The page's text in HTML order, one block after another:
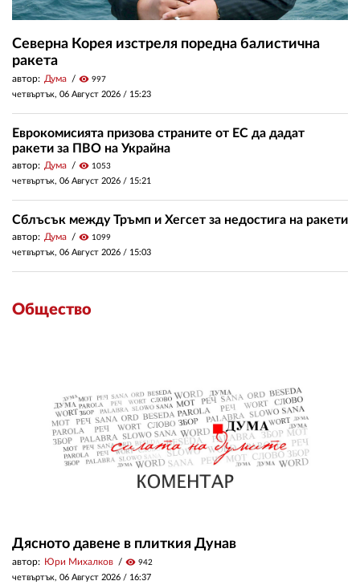
Северна Корея изстреля поредна балистична
ракета
автор: Дума visibility 997
четвъртък, 06 Август 2026 / 15:23
Еврокомисията призова страните от ЕС да дадат
ракети за ПВО на Украйна
автор: Дума visibility 1053
четвъртък, 06 Август 2026 / 15:21
Сблъсък между Тръмп и Хегсет за недостига на ракети
автор: Дума visibility 1099
четвъртък, 06 Август 2026 / 15:03
Общество
Дясното давене в плиткия Дунав
автор: Юри Михалков visibility 942
четвъртък, 06 Август 2026 / 16:37